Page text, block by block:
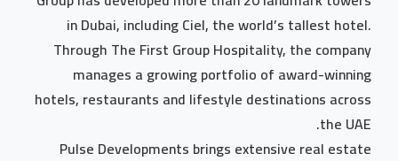
in Dubai, including Ciel, the world’s tallest hotel.
Through The First Group Hospitality, the company
manages a growing portfolio of award-winning
hotels, restaurants and lifestyle destinations across
the UAE.
Pulse Developments brings extensive real estate